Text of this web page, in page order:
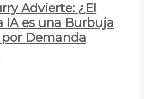
Advierte: ¿El
IA es una Burbuja
Demanda